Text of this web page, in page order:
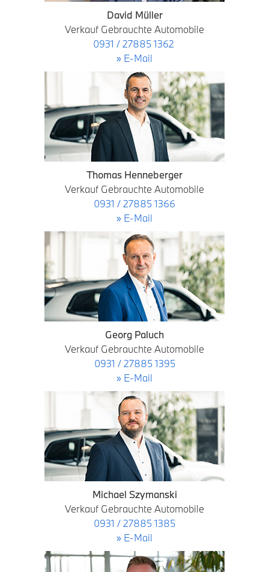
David Müller
Verkauf Gebrauchte Automobile
0931 / 27885 1362
» E-Mail
Thomas Henneberger
Verkauf Gebrauchte Automobile
0931 / 27885 1366
» E-Mail
Georg Paluch
Verkauf Gebrauchte Automobile
0931 / 27885 1395
» E-Mail
Michael Szymanski
Verkauf Gebrauchte Automobile
0931 / 27885 1385
» E-Mail